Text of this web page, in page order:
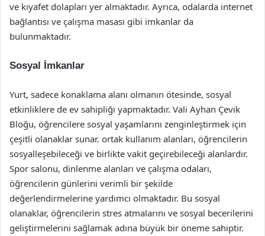
ve kıyafet dolapları yer almaktadır. Ayrıca, odalarda internet
bağlantısı ve çalışma masası gibi imkanlar da
bulunmaktadır.
Sosyal İmkanlar
Yurt, sadece konaklama alanı olmanın ötesinde, sosyal
etkinliklere de ev sahipliği yapmaktadır. Vali Ayhan Çevik
Bloğu, öğrencilere sosyal yaşamlarını zenginleştirmek için
çeşitli olanaklar sunar. ortak kullanım alanları, öğrencilerin
sosyalleşebileceği ve birlikte vakit geçirebileceği alanlardır.
Spor salonu, dinlenme alanları ve çalışma odaları,
öğrencilerin günlerini verimli bir şekilde
değerlendirmelerine yardımcı olmaktadır. Bu sosyal
olanaklar, öğrencilerin stres atmalarını ve sosyal becerilerini
geliştirmelerini sağlamak adına büyük bir öneme sahiptir.